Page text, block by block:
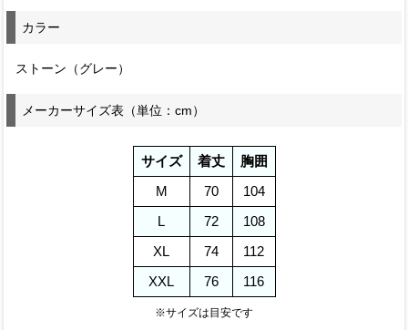
カラー
ストーン（グレー）
メーカーサイズ表（単位：cm）
サイズ 着丈
胸囲
M
70
104
L
72
108
XL
74
112
XXL
76 116
※サイズは目安です